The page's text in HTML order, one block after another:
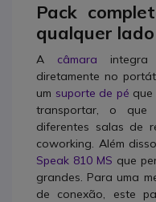
Pack
qualquer lado
A câmara integra
diretamente no
um suporte de pé
transportar, o que
diferentes salas de
coworking. Além
Speak 810 MS que
grandes. Para uma
de conexão, este